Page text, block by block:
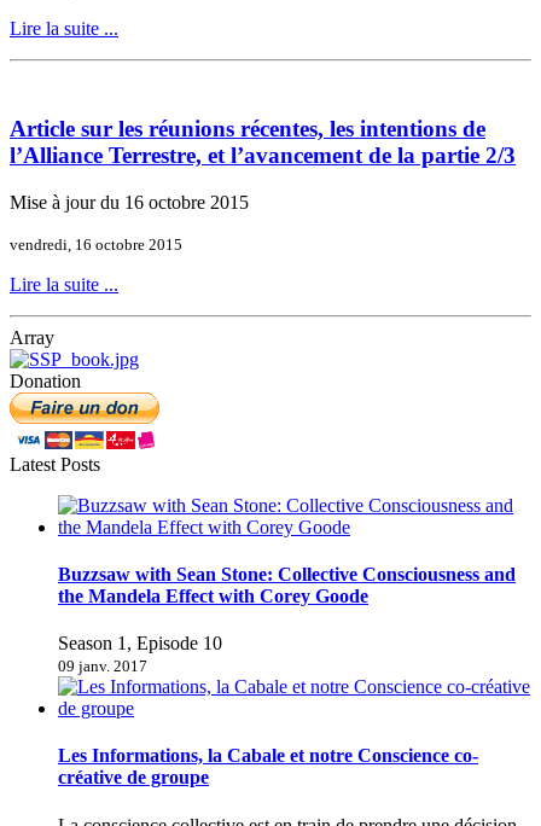
Lire la suite ...
Article sur les réunions récentes, les intentions de
l’Alliance Terrestre, et l’avancement de la partie 2/3
Mise à jour du 16 octobre 2015
vendredi, 16 octobre 2015
Lire la suite ...
Array
Donation
Latest Posts
Buzzsaw with Sean Stone: Collective Consciousness and
the Mandela Effect with Corey Goode
Season 1, Episode 10
09 janv. 2017
Les Informations, la Cabale et notre Conscience co-
créative de groupe